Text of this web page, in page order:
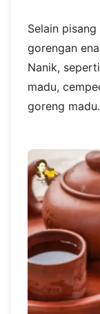
Selain
gorengan
Nanik,
madu,
goreng madu.